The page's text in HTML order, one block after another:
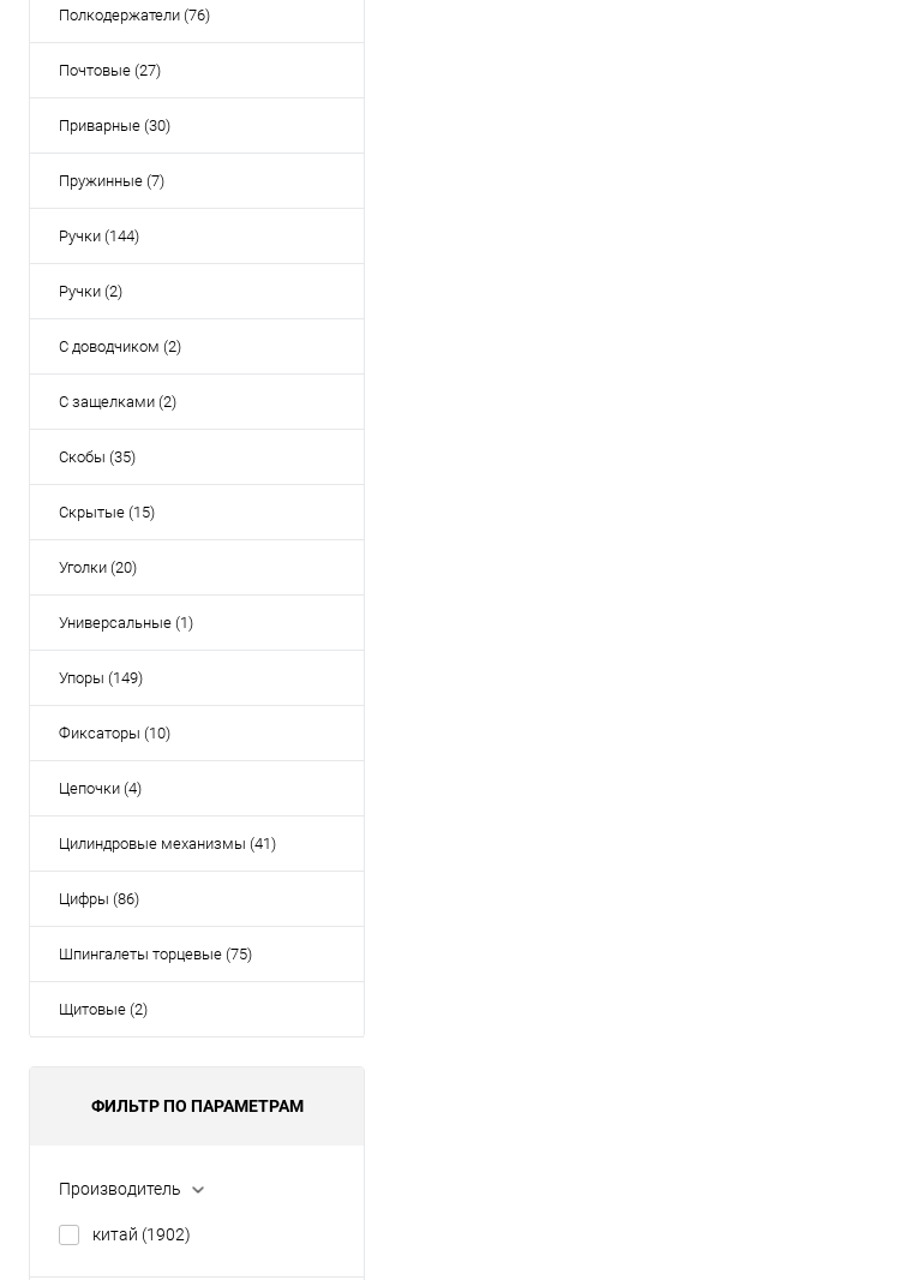
Полкодержатели (76)
Почтовые (27)
Приварные (30)
Пружинные (7)
Ручки (144)
Ручки (2)
С доводчиком (2)
С защелками (2)
Скобы (35)
Скрытые (15)
Уголки (20)
Универсальные (1)
Упоры (149)
Фиксаторы (10)
Цепочки (4)
Цилиндровые механизмы (41)
Цифры (86)
Шпингалеты торцевые (75)
Щитовые (2)
ФИЛЬТР ПО ПАРАМЕТРАМ
Производитель
китай (1902)